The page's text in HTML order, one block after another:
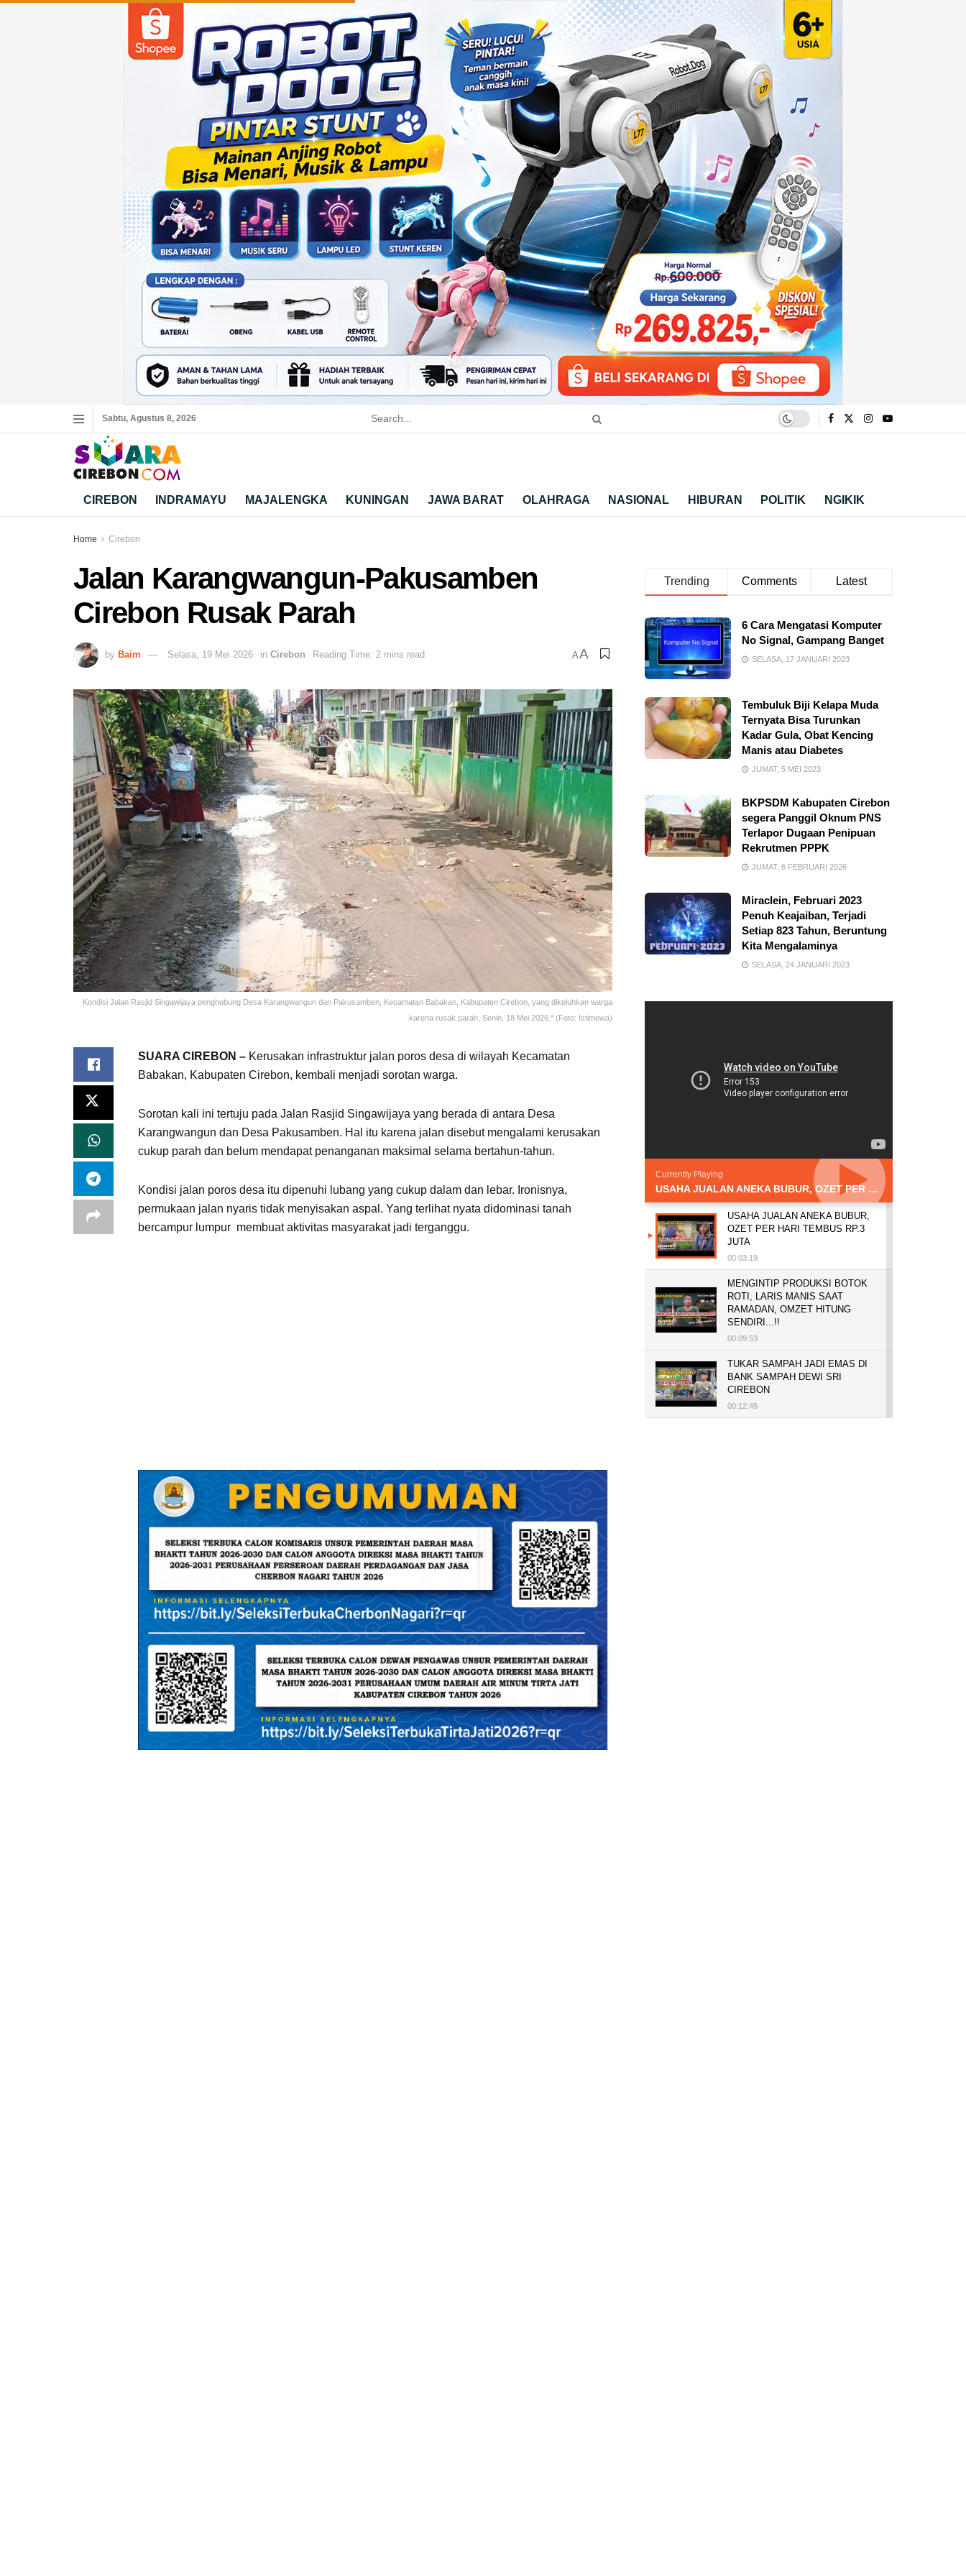
Sabtu, Agustus 8, 2026
CIREBON INDRAMAYU MAJALENGKA KUNINGAN JAWA BARAT OLAHRAGA NASIONAL HIBURAN POLITIK NGIKIK
Home Cirebon
Jalan Karangwangun-Pakusamben
Cirebon Rusak Parah
by Baim Selasa, 19 Mei 2026 in Cirebon Reading Time: 2 mins read AA
Kondisi Jalan Rasjid Singawijaya penghubung Desa Karangwangun dan Pakusamben, Kecamatan Babakan, Kabupaten Cirebon, yang dikeluhkan warga
karena rusak parah, Senin, 18 Mei 2026.* (Foto: Istimewa)
SUARA CIREBON – Kerusakan infrastruktur jalan poros desa di wilayah Kecamatan
Babakan, Kabupaten Cirebon, kembali menjadi sorotan warga.
Sorotan kali ini tertuju pada Jalan Rasjid Singawijaya yang berada di antara Desa
Karangwangun dan Desa Pakusamben. Hal itu karena jalan disebut mengalami kerusakan
cukup parah dan belum mendapat penanganan maksimal selama bertahun-tahun.
Kondisi jalan poros desa itu dipenuhi lubang yang cukup dalam dan lebar. Ironisnya,
permukaan jalan nyaris tidak menyisakan aspal. Yang terlihat nyata didominasi tanah
bercampur lumpur membuat aktivitas masyarakat jadi terganggu.
Trending Comments Latest
6 Cara Mengatasi Komputer
No Signal, Gampang Banget
SELASA, 17 JANUARI 2023
Tembuluk Biji Kelapa Muda
Ternyata Bisa Turunkan
Kadar Gula, Obat Kencing
Manis atau Diabetes
JUMAT, 5 MEI 2023
BKPSDM Kabupaten Cirebon
segera Panggil Oknum PNS
Terlapor Dugaan Penipuan
Rekrutmen PPPK
JUMAT, 6 FEBRUARI 2026
Miraclein, Februari 2023
Penuh Keajaiban, Terjadi
Setiap 823 Tahun, Beruntung
Kita Mengalaminya
SELASA, 24 JANUARI 2023
Currently Playing
USAHA JUALAN ANEKA BUBUR, OZET PER HARI TEMBUS RP.3 JUTA
USAHA JUALAN ANEKA BUBUR,
OZET PER HARI TEMBUS RP.3
JUTA
00:03:19
MENGINTIP PRODUKSI BOTOK
ROTI, LARIS MANIS SAAT
RAMADAN, OMZET HITUNG
SENDIRI...!!
00:09:53
TUKAR SAMPAH JADI EMAS DI
BANK SAMPAH DEWI SRI
CIREBON
00:12:45